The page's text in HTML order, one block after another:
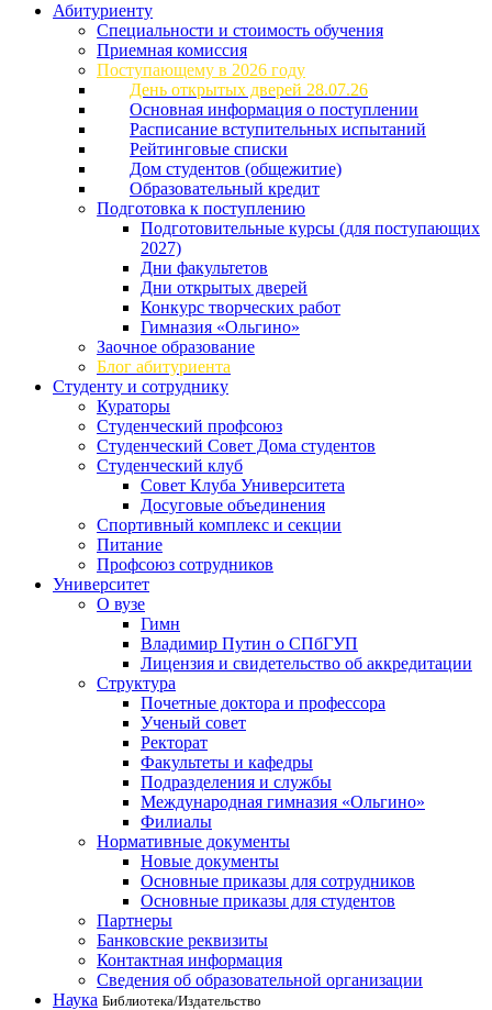
Абитуриенту
Специальности и стоимость обучения
Приемная комиссия
Поступающему в 2026 году
День открытых дверей 28.07.26
Основная информация о поступлении
Расписание вступительных испытаний
Рейтинговые списки
Дом студентов (общежитие)
Образовательный кредит
Подготовка к поступлению
Подготовительные курсы (для поступающих
2027)
Дни факультетов
Дни открытых дверей
Конкурс творческих работ
Гимназия «Ольгино»
Заочное образование
Блог абитуриента
Студенту и сотруднику
Кураторы
Студенческий профсоюз
Студенческий Совет Дома студентов
Студенческий клуб
Совет Клуба Университета
Досуговые объединения
Спортивный комплекс и секции
Питание
Профсоюз сотрудников
Университет
О вузе
Гимн
Владимир Путин о СПбГУП
Лицензия и свидетельство об аккредитации
Структура
Почетные доктора и профессора
Ученый совет
Ректорат
Факультеты и кафедры
Подразделения и службы
Международная гимназия «Ольгино»
Филиалы
Нормативные документы
Новые документы
Основные приказы для сотрудников
Основные приказы для студентов
Партнеры
Банковские реквизиты
Контактная информация
Сведения об образовательной организации
Наука Библиотека/Издательство